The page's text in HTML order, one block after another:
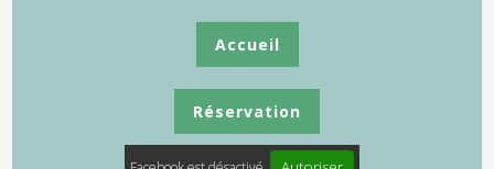
Accueil
Réservation